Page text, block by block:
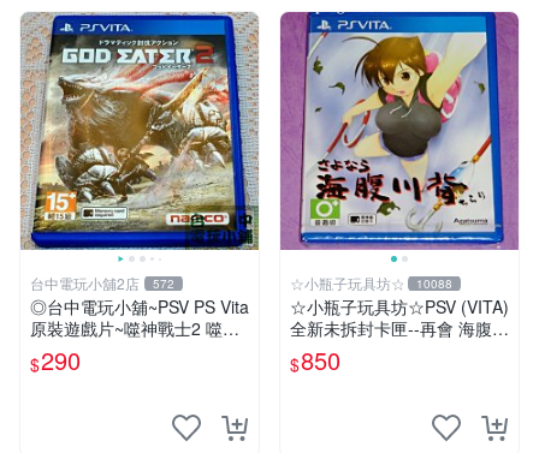
台中電玩小舖2店 572
◎台中電玩小舖~PSV PS Vita
原裝遊戲片~噬神戰士2 噬神
者2 ~290
$290
☆小瓶子玩具坊☆ 10088
☆小瓶子玩具坊☆PSV (VITA)
全新未拆封卡匣--再會 海腹川
背 閃
$850